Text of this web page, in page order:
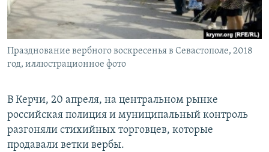
ПОБЕДИТЕЛЕЙ НЕ СУДЯТ?
КРЫМ.НЕПОКОРЕННЫЙ
ELIFBE
ПРИСОЕДИНЯЙТЕСЬ!
Празднование вербного воскресенья в Севастополе, 2018
год, иллюстрационное фото
В Керчи, 20 апреля, на центральном рынке
российская полиция и муниципальный контроль
разгоняли стихийных торговцев, которые
продавали ветки вербы.